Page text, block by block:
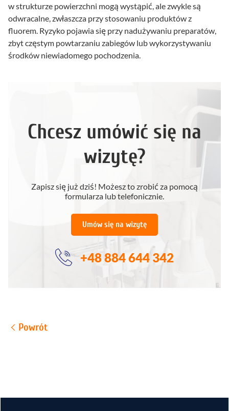
w strukturze powierzchni mogą wystąpić, ale zwykle są
odwracalne, zwłaszcza przy stosowaniu produktów z
fluorem. Ryzyko pojawia się przy nadużywaniu preparatów,
zbyt częstym powtarzaniu zabiegów lub wykorzystywaniu
środków niewiadomego pochodzenia.
Chcesz umówić się na
wizytę?
Zapisz się już dziś! Możesz to zrobić za pomocą
formularza lub telefonicznie.
Umów się na wizytę
+48 884 644 342
Powrót